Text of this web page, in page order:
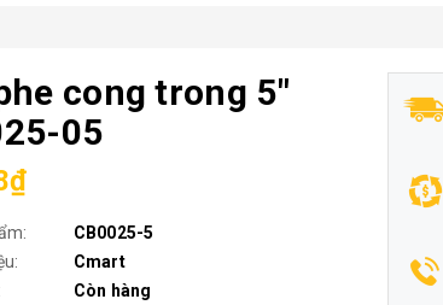
cong trong 5"
05
CB0025-5
Cmart
Còn hàng